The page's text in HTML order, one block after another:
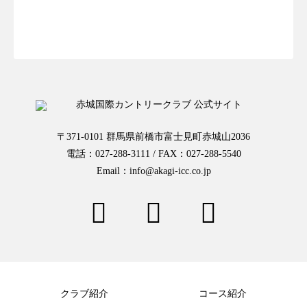
〒371-0101 群馬県前橋市富士見町赤城山2036
電話：027-288-3111 / FAX：027-288-5540
Email：info@akagi-icc.co.jp
クラブ紹介 コース紹介